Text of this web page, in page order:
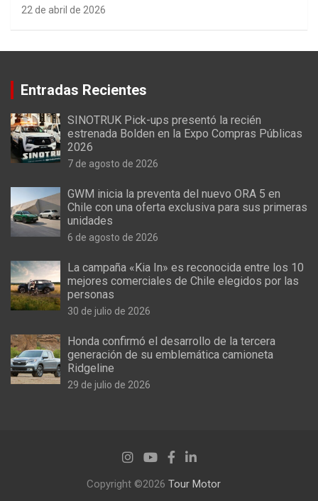
22 de abril de 2026
Entradas Recientes
SINOTRUK Pick-ups presentó la recién
estrenada Bolden en la Expo Compras Públicas
2026
7 de agosto de 2026
GWM inicia la preventa del nuevo ORA 5 en
Chile con una oferta exclusiva para sus primeras
unidades
6 de agosto de 2026
La campaña «Kia In» es reconocida entre los 10
mejores comerciales de Chile elegidos por las
personas
30 de julio de 2026
Honda confirmó el desarrollo de la tercera
generación de su emblemática camioneta
Ridgeline
29 de julio de 2026
Copyright ©2026 Tour Motor